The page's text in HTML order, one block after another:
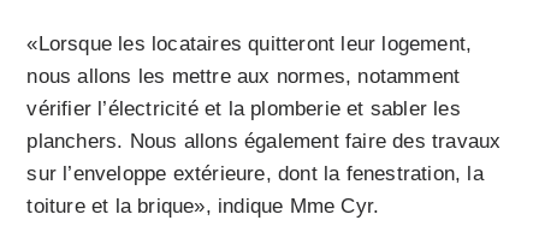
«Lorsque les locataires quitteront leur logement,
nous allons les mettre aux normes, notamment
vérifier l’électricité et la plomberie et sabler les
planchers. Nous allons également faire des travaux
sur l’enveloppe extérieure, dont la fenestration, la
toiture et la brique», indique Mme Cyr.